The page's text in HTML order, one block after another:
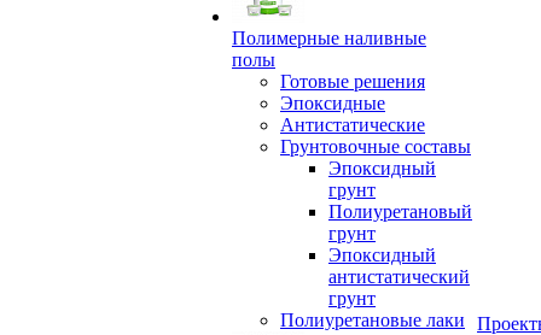
Полимерные наливные
полы
Готовые решения
Эпоксидные
Антистатические
Грунтовочные составы
Эпоксидный
грунт
Полиуретановый
грунт
Эпоксидный
антистатический
грунт
Полиуретановые лаки